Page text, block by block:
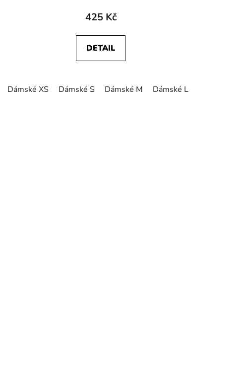
425 Kč
DETAIL
Dámské XS Dámské S Dámské M Dámské L